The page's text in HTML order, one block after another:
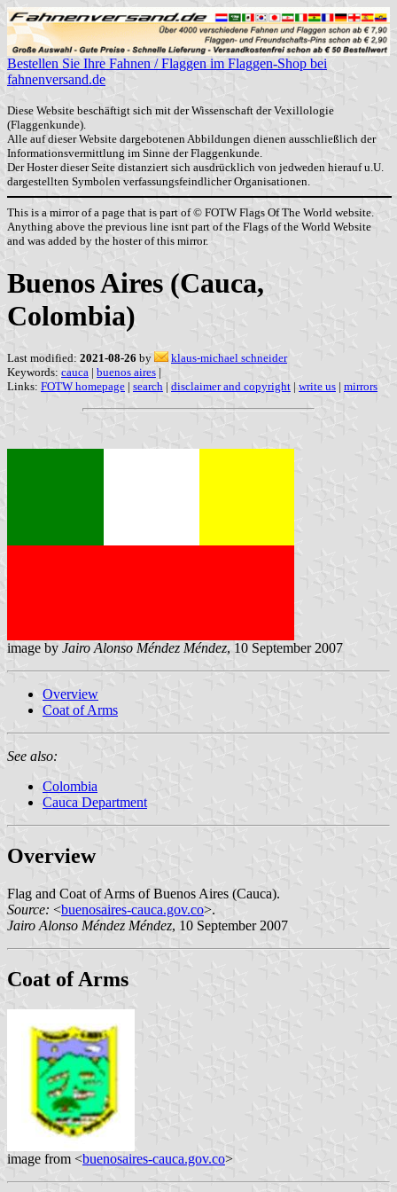
Bestellen Sie Ihre Fahnen / Flaggen im Flaggen-Shop bei
fahnenversand.de
Diese Website beschäftigt sich mit der Wissenschaft der Vexillologie
(Flaggenkunde).
Alle auf dieser Website dargebotenen Abbildungen dienen ausschließlich der
Informationsvermittlung im Sinne der Flaggenkunde.
Der Hoster dieser Seite distanziert sich ausdrücklich von jedweden hierauf u.U.
dargestellten Symbolen verfassungsfeindlicher Organisationen.
This is a mirror of a page that is part of © FOTW Flags Of The World website.
Anything above the previous line isnt part of the Flags of the World Website
and was added by the hoster of this mirror.
Buenos Aires (Cauca,
Colombia)
Last modified: 2021-08-26 by
klaus-michael schneider
Keywords: cauca | buenos aires |
Links: FOTW homepage | search | disclaimer and copyright | write us | mirrors
image by Jairo Alonso Méndez Méndez, 10 September 2007
Overview
Coat of Arms
See also:
Colombia
Cauca Department
Overview
Flag and Coat of Arms of Buenos Aires (Cauca).
Source: <buenosaires-cauca.gov.co>.
Jairo Alonso Méndez Méndez, 10 September 2007
Coat of Arms
image from <buenosaires-cauca.gov.co>